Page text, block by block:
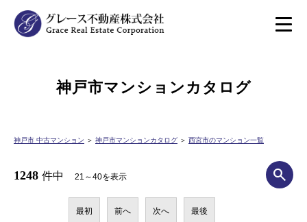
神戸市マンションカタログ
神戸市 中古マンション ＞ 神戸市マンションカタログ ＞ 西宮市のマンション一覧
1248 件中 21～40を表示
最初 前へ 次へ 最後